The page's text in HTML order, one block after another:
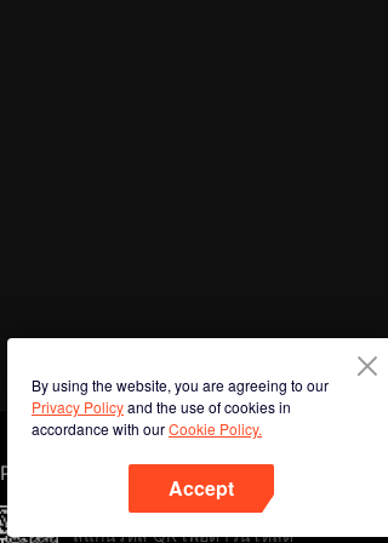
By using the website, you are agreeing to our
Privacy Policyand the use of cookies in
accordance with ourCookie Policy.
Accept
Phone
สแกนรหัส QR เพื่อดาวน์โหลด